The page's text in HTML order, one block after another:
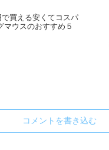
買える安くてコスパ
マウスのおすすめ５
コメントを書き込む